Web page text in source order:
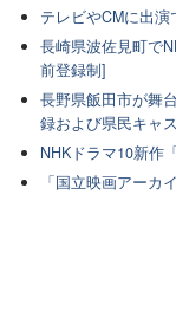
テレビやCMに出演
長崎県波佐見町で
前登録制]
長野県飯田市が舞
録および県民キャ
NHKドラマ10新作
「国立映画アーカ